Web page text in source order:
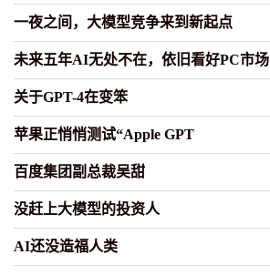
一夜之间，大模型竞争来到新起点
未来五年AI无处不在，依旧看好PC市场
关于GPT-4在变笨
苹果正悄悄测试“Apple GPT
百度集团副总裁吴甜
没赶上大模型的投资人
AI还没造福人类